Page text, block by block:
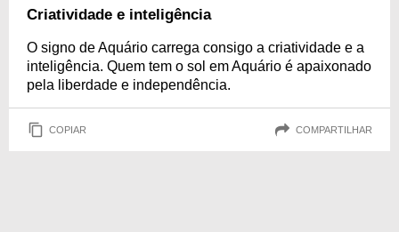
mais nas características e personalidade de quem é regido por ele!
Criatividade e inteligência
O signo de Aquário carrega consigo a criatividade e a
inteligência. Quem tem o sol em Aquário é apaixonado
pela liberdade e independência.
COPIAR COMPARTILHAR